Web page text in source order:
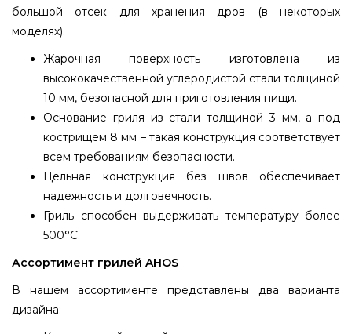
большой отсек для хранения дров (в некоторых
моделях).
Жарочная поверхность изготовлена из
высококачественной углеродистой стали толщиной
10 мм, безопасной для приготовления пищи.
Основание гриля из стали толщиной 3 мм, а под
кострищем 8 мм – такая конструкция соответствует
всем требованиям безопасности.
Цельная конструкция без швов обеспечивает
надежность и долговечность.
Гриль способен выдерживать температуру более
500°C.
Ассортимент грилей AHOS
В нашем ассортименте представлены два варианта
дизайна: